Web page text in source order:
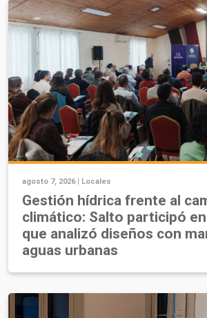
agosto 7, 2026 | Locales
Gestión hídrica frente al
climático: Salto participó
que analizó diseños con
aguas urbanas